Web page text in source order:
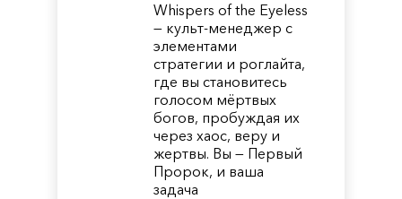
Whispers of the Eyeless
— культ-менеджер с
элементами
стратегии и роглайта,
где вы становитесь
голосом мёртвых
богов, пробуждая их
через хаос, веру и
жертвы. Вы — Первый
Пророк, и ваша
задача